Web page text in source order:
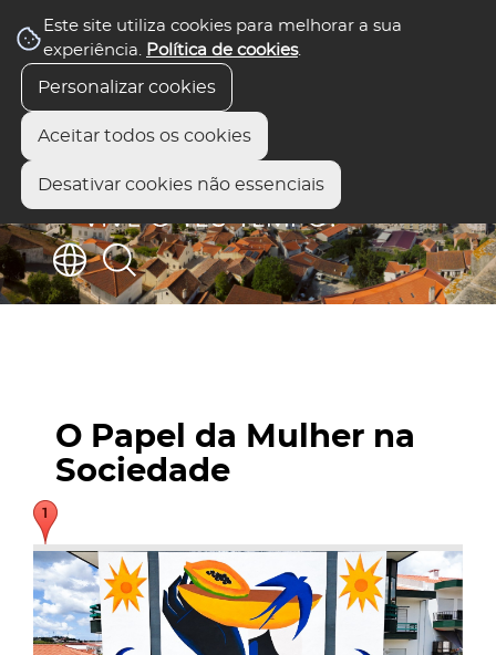
Este site utiliza cookies para melhorar a sua
experiência. Política de cookies.
Personalizar cookies
Aceitar todos os cookies
Desativar cookies não essenciais
O Papel da Mulher na
Sociedade